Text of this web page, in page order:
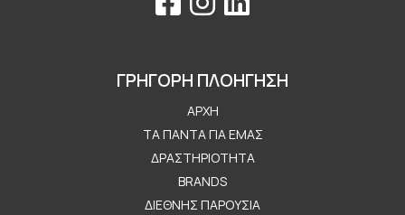
ΓΡΗΓΟΡΗ ΠΛΟΗΓΗΣΗ
ΑΡΧΉ
ΤΑ ΠΆΝΤΑ ΓΙΑ ΕΜΆΣ
ΔΡΑΣΤΗΡΙΌΤΗΤΑ
BRANDS
ΔΙΕΘΝΉΣ ΠΑΡΟΥΣΊΑ